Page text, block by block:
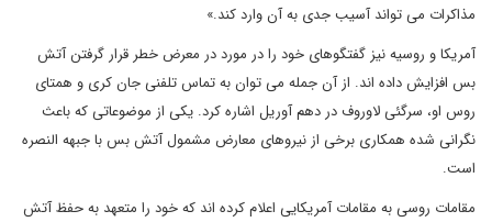
مذاکرات می تواند آسیب جدی به آن وارد کند.»
آمریکا و روسیه نیز گفتگوهای خود را در مورد در معرض خطر قرار گرفتن آتش
بس افزایش داده اند. از آن جمله می توان به تماس تلفنی جان کری و همتای
روس او، سرگئی لاوروف در دهم آوریل اشاره کرد. یکی از موضوعاتی که باعث
نگرانی شده همکاری برخی از نیروهای معارض مشمول آتش بس با جبهه النصره
است.
مقامات روسی به مقامات آمریکایی اعلام کرده اند که خود را متعهد به حفظ آتش